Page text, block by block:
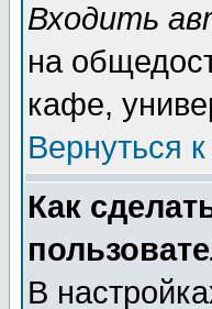
Входить
на
кафе,
Вернуться
Как
В